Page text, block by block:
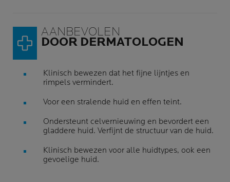
AANBEVOLEN
DOOR DERMATOLOGEN
Klinisch bewezen dat het fijne lijntjes en
rimpels vermindert.
Voor een stralende huid en effen teint.
Ondersteunt celvernieuwing en bevordert een
gladdere huid. Verfijnt de structuur van de huid.
Klinisch bewezen voor alle huidtypes, ook een
gevoelige huid.